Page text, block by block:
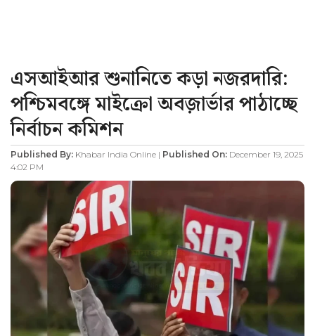
এসআইআর শুনানিতে কড়া নজরদারি:
পশ্চিমবঙ্গে মাইক্রো অবজ়ার্ভার পাঠাচ্ছে
নির্বাচন কমিশন
Published By: Khabar India Online | Published On: December 19, 2025
4:02 PM